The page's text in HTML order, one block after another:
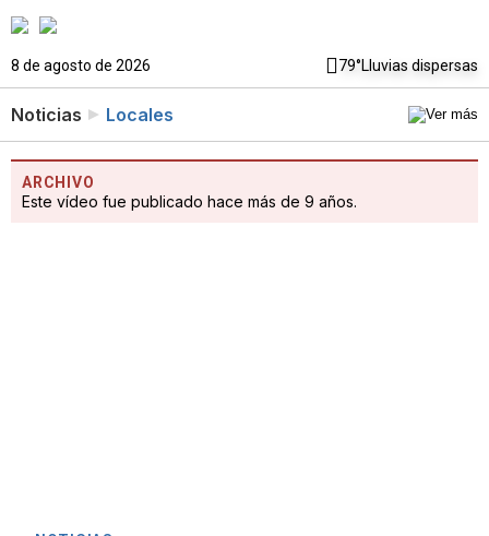
8 de agosto de 2026 79°Lluvias dispersas
Noticias Locales
ARCHIVO
Este vídeo fue publicado hace más de 9 años.